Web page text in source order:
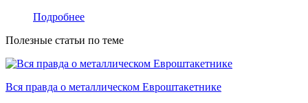
Подробнее
Полезные статьи по теме
Вся правда о металлическом Евроштакетнике